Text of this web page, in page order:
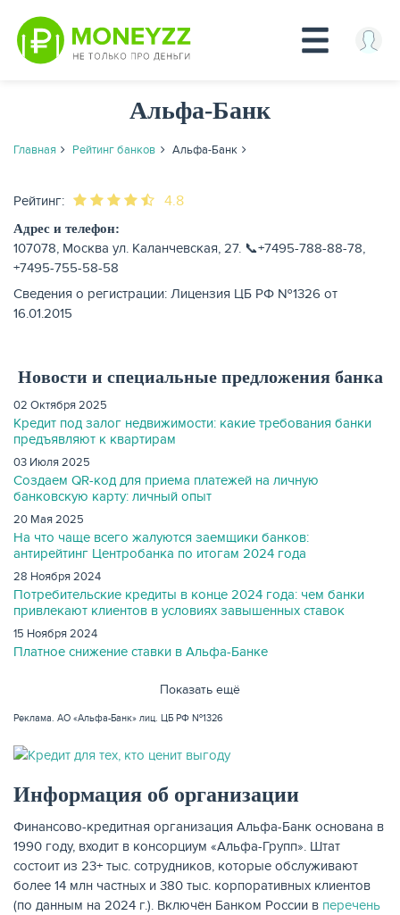
содержанию
КРЕДИТЫ
КАРТЫ
ЗАЙМЫ
Альфа-Банк
Главная Рейтинг банков Альфа-Банк
Рейтинг: 4.8
Адрес и телефон:
107078, Москва ул. Каланчевская, 27. 📞+7495-788-88-78,
+7495-755-58-58
Сведения о регистрации: Лицензия ЦБ РФ №1326 от
16.01.2015
Новости и специальные предложения банка
02 Октября 2025
Кредит под залог недвижимости: какие требования банки
предъявляют к квартирам
03 Июля 2025
Создаем QR-код для приема платежей на личную
банковскую карту: личный опыт
20 Мая 2025
На что чаще всего жалуются заемщики банков:
антирейтинг Центробанка по итогам 2024 года
28 Ноября 2024
Потребительские кредиты в конце 2024 года: чем банки
привлекают клиентов в условиях завышенных ставок
15 Ноября 2024
Платное снижение ставки в Альфа-Банке
Показать ещё
Реклама. АО «Альфа-Банк» лиц. ЦБ РФ №1326
Информация об организации
Финансово-кредитная организация Альфа-Банк основана в
1990 году, входит в консорциум «Альфа-Групп». Штат
состоит из 23+ тыс. сотрудников, которые обслуживают
более 14 млн частных и 380 тыс. корпоративных клиентов
(по данным на 2024 г.). Включён Банком России в перечень